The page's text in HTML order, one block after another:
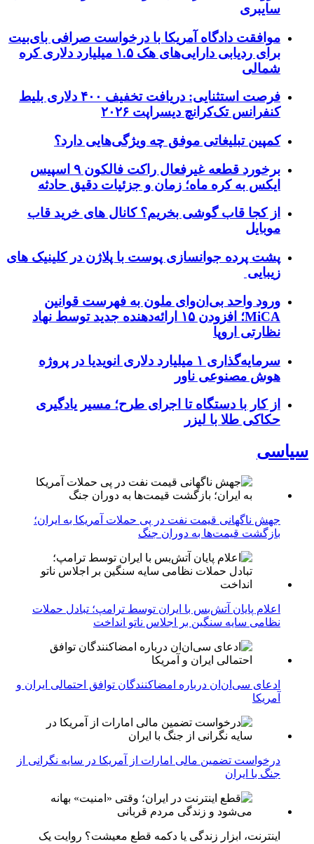
سایبری
موافقت دادگاه آمریکا با درخواست صرافی بای‌بیت
برای ردیابی دارایی‌های هک ۱.۵ میلیارد دلاری کره
شمالی
فرصت استثنایی: دریافت تخفیف ۴۰۰ دلاری بلیط
کنفرانس تک‌کرانچ دیسراپت ۲۰۲۶
کمپین تبلیغاتی موفق چه ویژگی‌هایی دارد؟
برخورد قطعه غیرفعال راکت فالکون ۹ اسپیس
ایکس به کره ماه؛ زمان و جزئیات دقیق حادثه
از کجا قاب گوشی بخریم؟ کانال های خرید قاب
موبایل
پشت پرده جوانسازی پوست با پلاژن در کلینیک های
زیبایی
ورود واحد بی‌ان‌وای ملون به فهرست قوانین
MiCA؛ افزودن ۱۵ ارائه‌دهنده جدید توسط نهاد
نظارتی اروپا
سرمایه‌گذاری ۱ میلیارد دلاری انویدیا در پروژه
هوش مصنوعی ناور
از کار با دستگاه تا اجرای طرح؛ مسیر یادگیری
حکاکی طلا با لیزر
سیاسی
جهش ناگهانی قیمت نفت در پی حملات آمریکا به ایران؛
بازگشت قیمت‌ها به دوران جنگ
اعلام پایان آتش‌بس با ایران توسط ترامپ؛ تبادل حملات
نظامی سایه سنگین بر اجلاس ناتو انداخت
ادعای سی‌ان‌ان درباره امضاکنندگان توافق احتمالی ایران و
آمریکا
درخواست تضمین مالی امارات از آمریکا در سایه نگرانی از
جنگ با ایران
اینترنت، ابزار زندگی یا دکمه قطع معیشت؟ روایت یک